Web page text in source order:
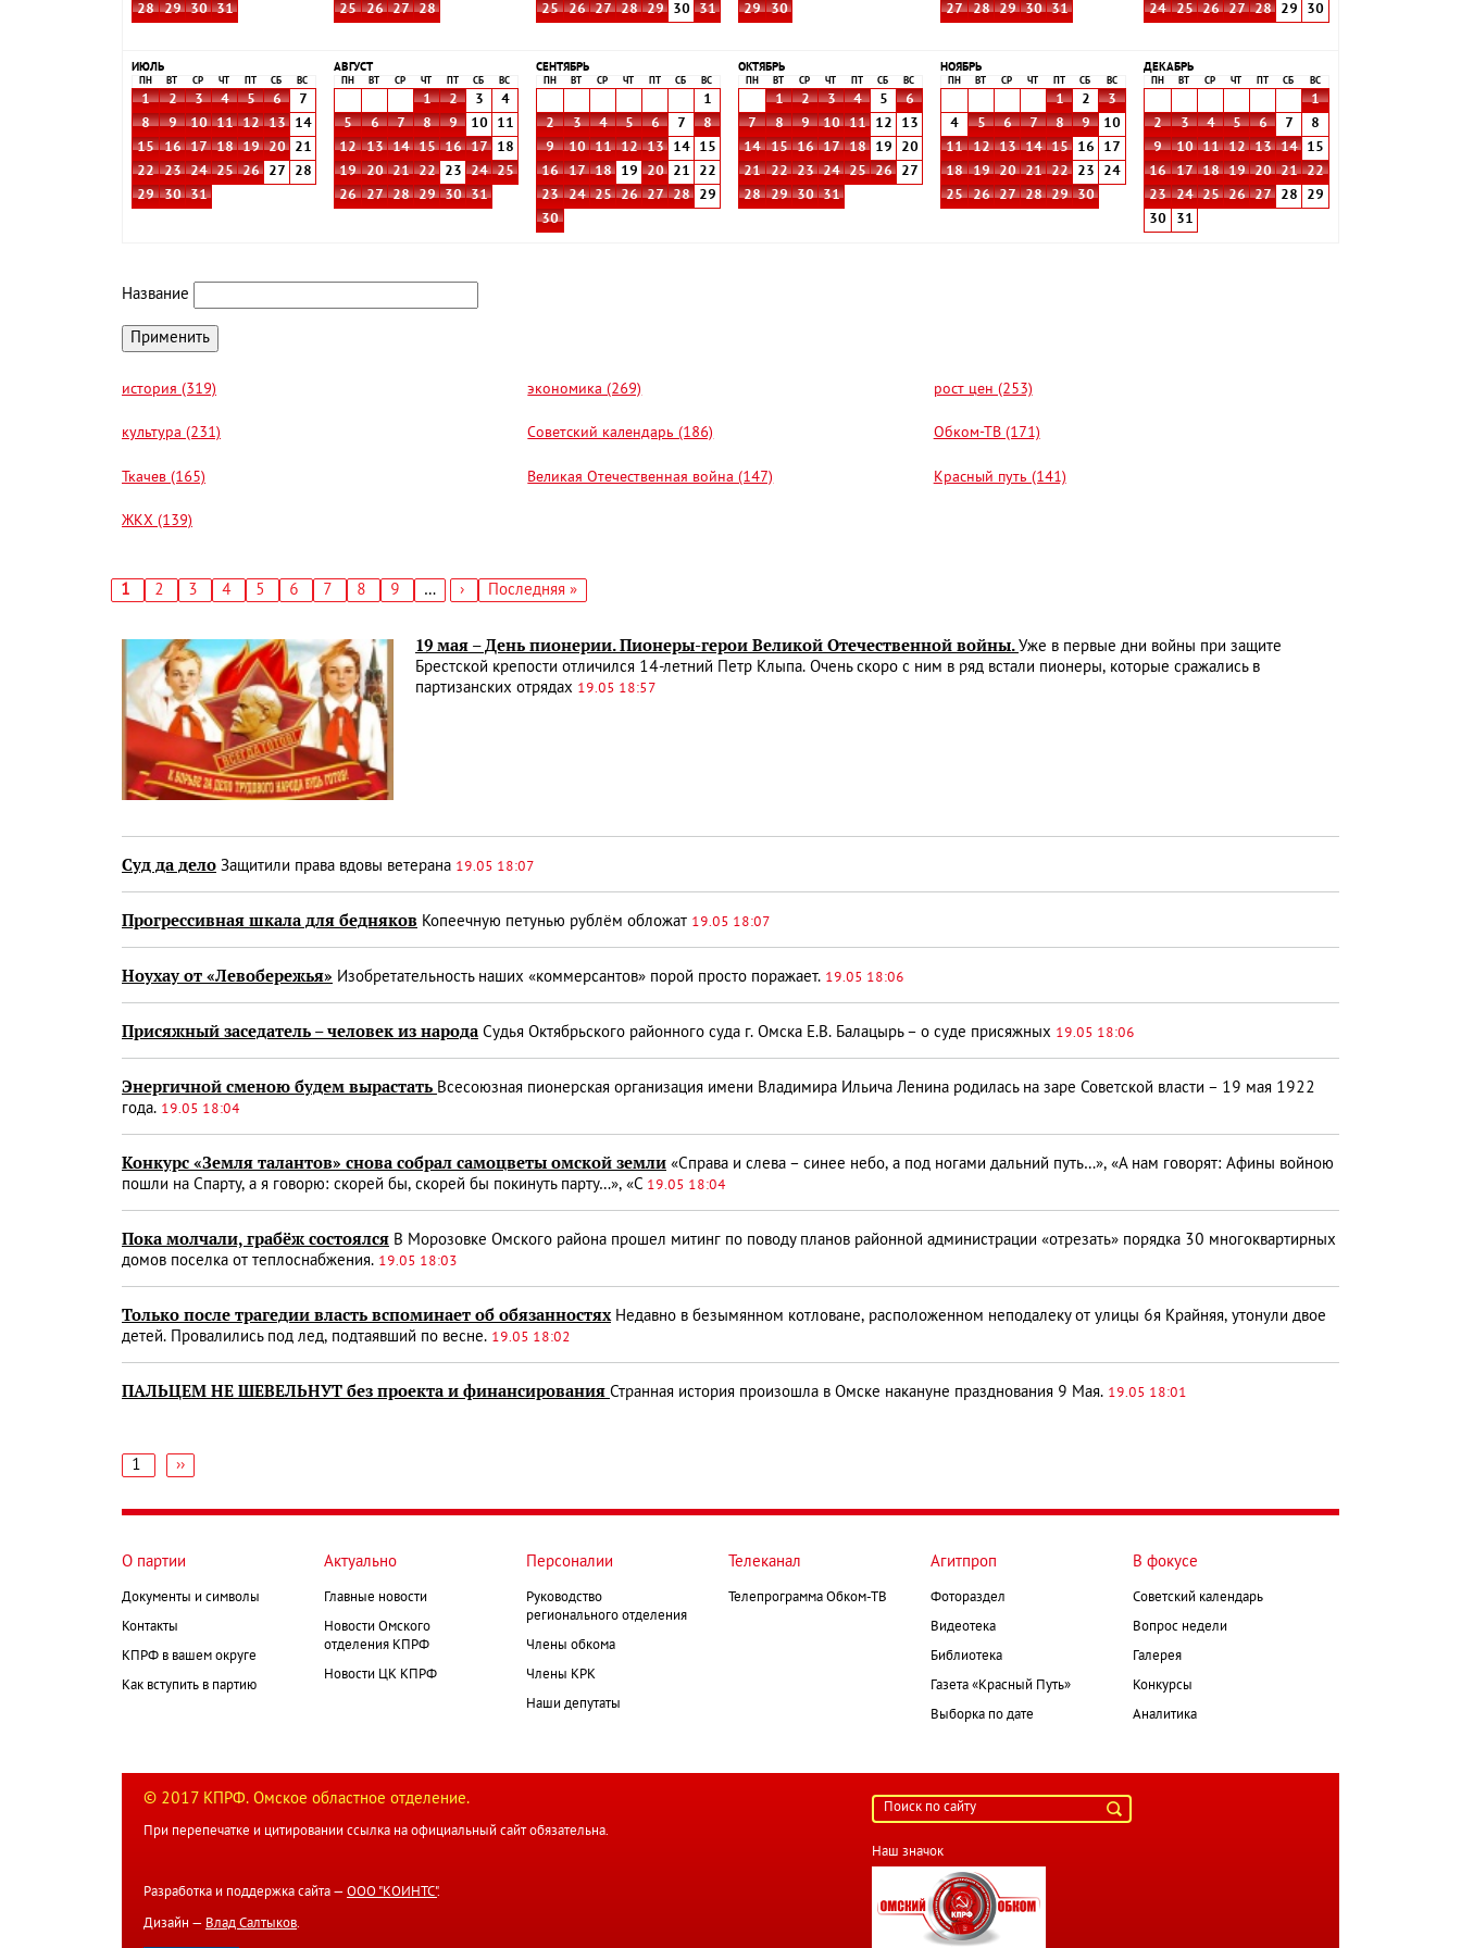
28
29 30 31
25
26 27 28
25
26 27 28 29 30 31
29
30
27
28 29 30 31
24
25 26 27 28 29 30
ИЮЛЬ
ПН ВТ СР ЧТ СБ ВС
1 2 3 4 5 6
7
8
9 10 11 12 13
14
15
16 17 18 19 20
21
22
23 24 25 26 27
28
29
30 31
АВГУСТ
ПН ВТ СР ЧТ СБ ВС
1 2 3
4
5
6 7 8 9 10
11
12
13 14 15 16 17
18
19
20 21 22 23 24
25
26
27 28 29 30 31
СЕНТЯБРЬ
ПН ВТ СР ЧТ СБ ВС
1
2
3 4 5 6 7
8
9
10 11 12 13 14
15
16
17 18 19 20 21
22
23
24 25 26 27 28
29
30
ОКТЯБРЬ
ПН ВТ СР ЧТ СБ ВС
1 2 3 4 5
6
7
8 9 10 11 12
13
14
15 16 17 18 19
20
21
22 23 24 25 26
27
28
29 30 31
НОЯБРЬ
ПН ВТ СР ЧТ СБ ВС
1 2
3
4
5 6 7 8 9
10
11
12 13 14 15 16
17
18
19 20 21 22 23
24
25
26 27 28 29 30
ДЕКАБРЬ
ПН ВТ СР ЧТ СБ ВС
1
2
3 4 5 6 7
8
9
10 11 12 13 14
15
16
17 18 19 20 21
22
23
24 25 26 27 28
29
30
31
Название
история (319) экономика (269) рост цен (253)
культура (231) Советский календарь (186) Обком-ТВ (171)
Ткачев (165) Великая Отечественная война (147) Красный путь (141)
ЖКХ (139)
Текущая
1 Страница
2 Страница
3 Страница
4 Страница
5 Страница
6 Страница
7 Страница
8 Страница
9 …
Следующая
›
Последняя
Последняя »
19 мая – День пионерии. Пионеры-герои Великой Отечественной войны. Уже в первые дни войны при защите
Брестской крепости отличился 14-летний Петр Клыпа. Очень скоро с ним в ряд встали пионеры, которые сражались в
партизанских отрядах 19.05 18:57
Суд да дело Защитили права вдовы ветерана 19.05 18:07
Прогрессивная шкала для бедняков Копеечную петунью рублём обложат 19.05 18:07
Ноу­хау от «Левобережья» Изобретательность наших «коммерсантов» порой просто поражает. 19.05 18:06
Присяжный заседатель – человек из народа Судья Октябрьского районного суда г. Омска Е.В. Балацырь – о суде присяжных 19.05 18:06
Энергичной сменою будем вырастать Всесоюзная пионерская организация имени Владимира Ильича Ленина родилась на заре Советской власти – 19 мая 1922
года. 19.05 18:04
Конкурс «Земля талантов» снова собрал самоцветы омской земли «Справа и слева – синее небо, а под ногами дальний путь…», «А нам говорят: Афины войною
пошли на Спарту, а я говорю: скорей бы, скорей бы покинуть парту…», «С 19.05 18:04
Пока молчали, грабёж состоялся В Морозовке Омского района прошел митинг по поводу планов районной администрации «отрезать» порядка 30 многоквартирных
домов поселка от теплоснабжения. 19.05 18:03
Только после трагедии власть вспоминает об обязанностях Недавно в безымянном котловане, расположенном неподалеку от улицы 6­я Крайняя, утонули двое
детей. Провалились под лед, подтаявший по весне. 19.05 18:02
ПАЛЬЦЕМ НЕ ШЕВЕЛЬНУТ без проекта и финансирования Странная история произошла в Омске накануне празднования 9 Мая. 19.05 18:01
страниц
1
Следующая
››
О партии
Документы и символы
Контакты
КПРФ в вашем округе
Как вступить в партию
Актуально
Главные новости
Новости Омского
отделения КПРФ
Новости ЦК КПРФ
Персоналии
Руководство
регионального отделения
Члены обкома
Члены КРК
Наши депутаты
Телеканал
Телепрограмма Обком-ТВ
Агитпроп
Фотораздел
Видеотека
Библиотека
Газета «Красный Путь»
Выборка по дате
В фокусе
Советский календарь
Вопрос недели
Галерея
Конкурсы
Аналитика
© 2017 КПРФ. Омское областное отделение.
При перепечатке и цитировании ссылка на официальный сайт обязательна.
Разработка и поддержка сайта — ООО "КОИНТС".
Дизайн — Влад Салтыков.
Наш значок